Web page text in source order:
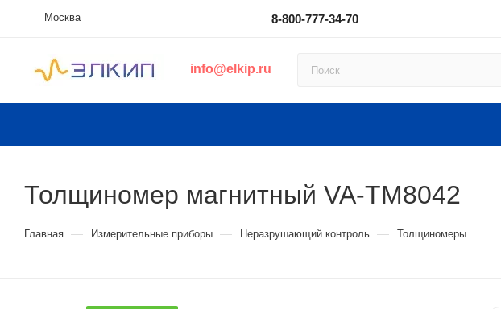
Москва 8-800-777-34-70
info@elkip.ru
Толщиномер магнитный VA-ТМ8042
Главная — Измерительные приборы — Неразрушающий контроль — Толщиномеры